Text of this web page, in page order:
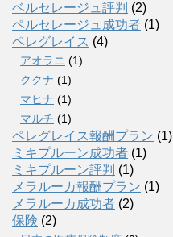
ベルセレージュ評判 (2)
ペルセレージュ成功者 (1)
ペレグレイス (4)
アオラニ (1)
ククナ (1)
マヒナ (1)
マルチ (1)
ペレグレイス報酬プラン (1)
ミキプルーン成功者 (1)
ミキプルーン評判 (1)
メラルーカ報酬プラン (1)
メラルーカ成功者 (2)
保険 (2)